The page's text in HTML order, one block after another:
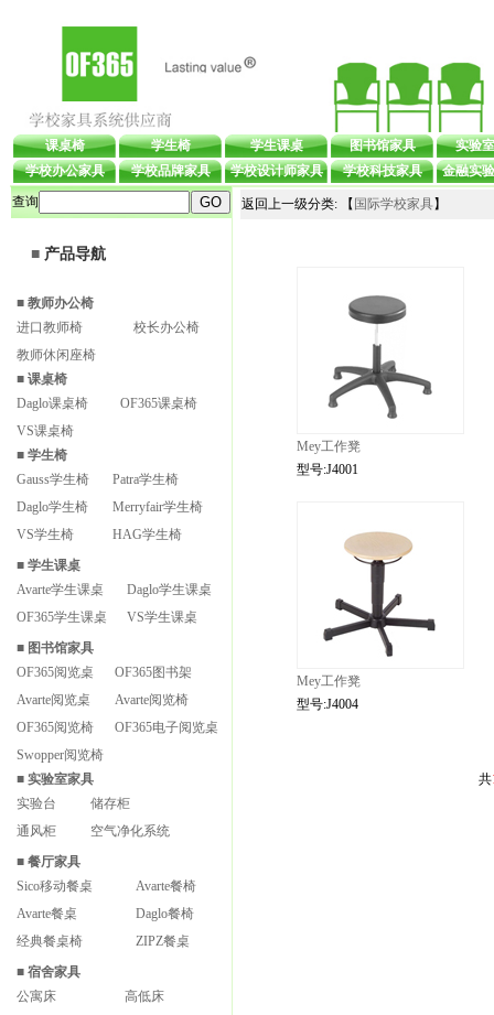
课桌椅 学生椅 学生课桌 图书馆家具
实验
学校办公家具
学校品牌家具 学校设计师家具 学校科技家具
金融实
查询
■ 产品导航
■ 教师办公椅
进口教师椅
校长办公椅
教师休闲座椅
■ 课桌椅
Daglo课桌椅
OF365课桌椅
VS课桌椅
■ 学生椅
Gauss学生椅
Patra学生椅
Daglo学生椅
Merryfair学生椅
VS学生椅
HAG学生椅
■ 学生课桌
Avarte学生课桌
Daglo学生课桌
OF365学生课桌
VS学生课桌
■ 图书馆家具
OF365阅览桌
OF365图书架
Avarte阅览桌
Avarte阅览椅
OF365阅览椅
OF365电子阅览桌
Swopper阅览椅
■ 实验室家具
实验台
储存柜
通风柜
空气净化系统
■ 餐厅家具
Sico移动餐桌
Avarte餐椅
Avarte餐桌
Daglo餐椅
经典餐桌椅
ZIPZ餐桌
■ 宿舍家具
公寓床
高低床
返回上一级分类: 【 国际学校家具】
Mey工作凳
型号:J4001
Mey工作凳
型号:J4004
共